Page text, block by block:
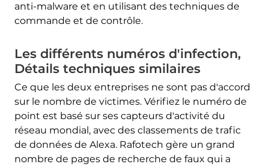
anti-malware et en utilisant des techniques de
commande et de contrôle.
Les différents numéros d'infection,
Détails techniques similaires
Ce que les deux entreprises ne sont pas d'accord
sur le nombre de victimes. Vérifiez le numéro de
point est basé sur ses capteurs d'activité du
réseau mondial, avec des classements de trafic
de données de Alexa. Rafotech gère un grand
nombre de pages de recherche de faux qui a